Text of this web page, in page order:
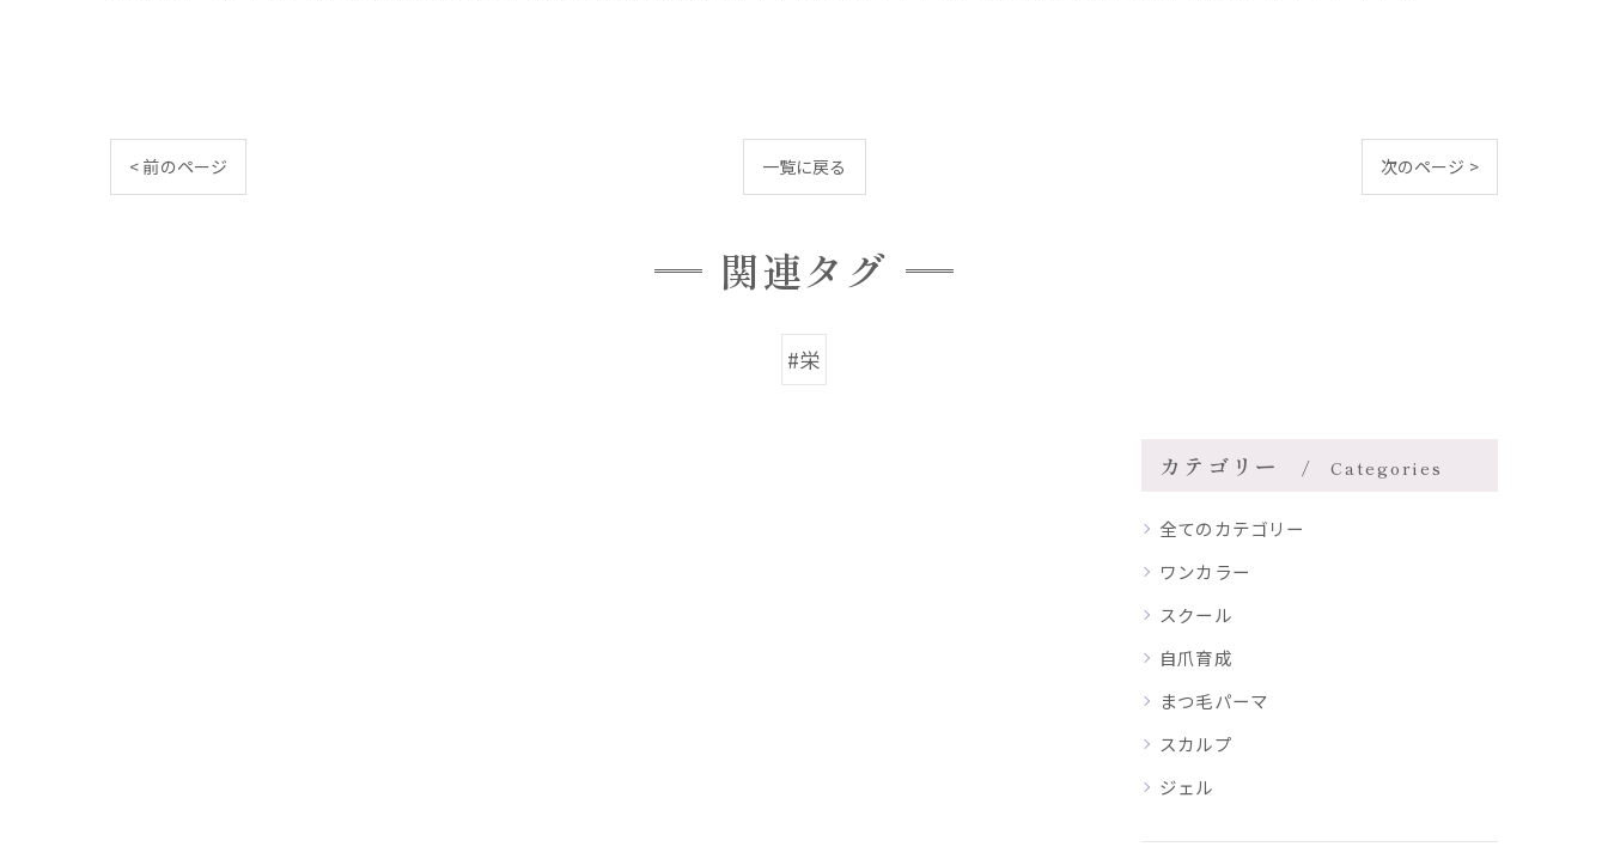
< 前のページ 一覧に戻る 次のページ >
関連タグ
#栄
カテゴリー Categories
全てのカテゴリー
ワンカラー
スクール
自爪育成
まつ毛パーマ
スカルプ
ジェル